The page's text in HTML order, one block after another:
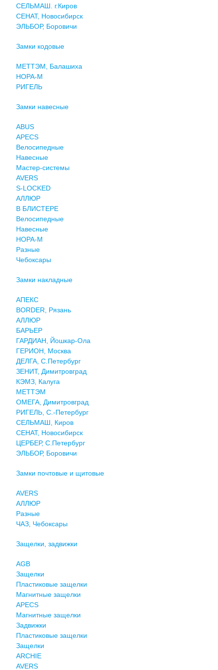
СЕЛЬМАШ. г.Киров
СЕНАТ, Новосибирск
ЭЛЬБОР, Боровичи
Замки кодовые
МЕТТЭМ, Балашиха
НОРА-М
РИГЕЛЬ
Замки навесные
ABUS
APECS
Велосипедные
Навесные
Мастер-системы
AVERS
S-LOCKED
АЛЛЮР
В БЛИСТЕРЕ
Велосипедные
Навесные
НОРА-М
Разные
Чебоксары
Замки накладные
АПЕКС
BORDER, Рязань
АЛЛЮР
БАРЬЕР
ГАРДИАН, Йошкар-Ола
ГЕРИОН, Москва
ДЕЛГА, С.Петербург
ЗЕНИТ, Димитровград
КЭМЗ, Калуга
МЕТТЭМ
ОМЕГА, Димитровград
РИГЕЛЬ, С.-Петербург
СЕЛЬМАШ, Киров
СЕНАТ, Новосибирск
ЦЕРБЕР, С.Петербург
ЭЛЬБОР, Боровичи
Замки почтовые и щитовые
AVERS
АЛЛЮР
Разные
ЧАЗ, Чебоксары
Защелки, задвижки
AGB
Защелки
Пластиковые защелки
Магнитные защелки
APECS
Магнитные защелки
Задвижки
Пластиковые защелки
Защелки
ARCHIE
AVERS